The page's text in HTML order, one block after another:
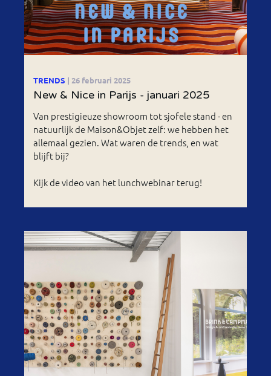
TRENDS | 26 februari 2025
New & Nice in Parijs - januari 2025
Van prestigieuze showroom tot sjofele stand - en
natuurlijk de Maison&Objet zelf: we hebben het
allemaal gezien. Wat waren de trends, en wat
blijft bij?
Kijk de video van het lunchwebinar terug!